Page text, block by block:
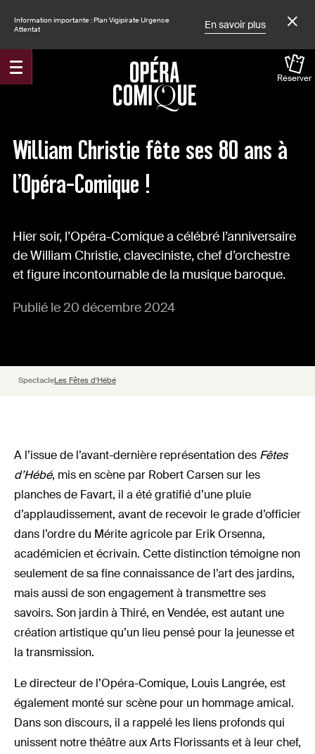
Information importante : Plan Vigipirate Urgence
Attentat
En savoir plus
Réserver
William Christie fête ses 80 ans à
l’Opéra-Comique !
Hier soir, l’Opéra-Comique a célébré l’anniversaire
de William Christie, claveciniste, chef d’orchestre
et figure incontournable de la musique baroque.
Publié le 20 décembre 2024
SpectacleLes Fêtes d'Hébé
A l’issue de l’avant-dernière représentation des Fêtes
d’Hébé, mis en scène par Robert Carsen sur les
planches de Favart, il a été gratifié d’une pluie
d’applaudissement, avant de recevoir le grade d’officier
dans l’ordre du Mérite agricole par Erik Orsenna,
académicien et écrivain. Cette distinction témoigne non
seulement de sa fine connaissance de l’art des jardins,
mais aussi de son engagement à transmettre ses
savoirs. Son jardin à Thiré, en Vendée, est autant une
création artistique qu’un lieu pensé pour la jeunesse et
la transmission.
Le directeur de l’Opéra-Comique, Louis Langrée, est
également monté sur scène pour un hommage amical.
Dans son discours, il a rappelé les liens profonds qui
unissent notre théâtre aux Arts Florissants et à leur chef,